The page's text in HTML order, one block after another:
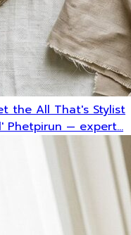
the All That's Stylist
Phetpirun — expert…